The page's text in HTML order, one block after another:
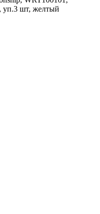
уп.3 шт, желтый